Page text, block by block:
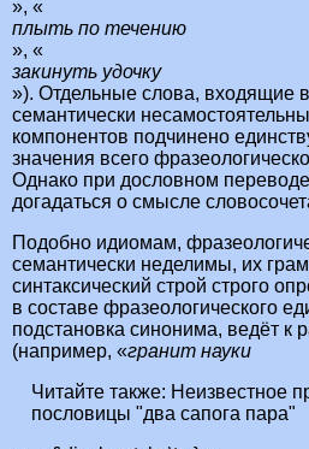
», «
плыть по течению
», «
закинуть удочку
»). Отдельные слова, входящие в
семантически
компонентов подчинено
значения всего
Однако при дословном
догадаться о смысле
Подобно идиомам,
семантически неделимы, их
синтаксический строй строго
в составе фразеологического
подстановка синонима, ведёт
(например, «гранит науки
Читайте также: Неизвестное
пословицы "два сапога пара"